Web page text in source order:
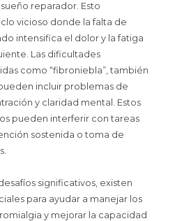
reparador. Esto
vicioso donde la falta de
intensifica el dolor y la fatiga
Las dificultades
como “fibroniebla”, también
incluir problemas de
y claridad mental. Estos
pueden interferir con tareas
sostenida o toma de
significativos, existen
para ayudar a manejar los
y mejorar la capacidad